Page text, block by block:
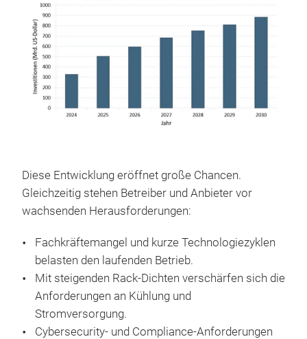
Diese Entwicklung eröffnet große Chancen.
Gleichzeitig stehen Betreiber und Anbieter vor
wachsenden Herausforderungen:
Fachkräftemangel und kurze Technologiezyklen
belasten den laufenden Betrieb.
Mit steigenden Rack-Dichten verschärfen sich die
Anforderungen an Kühlung und
Stromversorgung.
Cybersecurity- und Compliance-Anforderungen